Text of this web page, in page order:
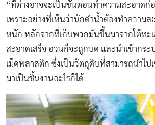
“ที่ต่างอาจจะเป็นขั้นตอนทำความสะอาดก่อ
เพราะอย่างที่เห็นว่านักดำน้ำต้องทำความส
หนัก หลักจากที่เก็บพวกมันขึ้นมาจากใต้ทะ
สะอาดเสร็จ อวนก็จะถูกบด และนำเข้ากระ
เม็ดพลาสติก ซึ่งเป็นวัตถุดิบที่สามารถนำไป
มาเป็นชิ้นงานอะไรก็ได้